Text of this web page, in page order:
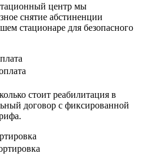
центр мы
снятие абстиненции
стационаре для безопасного
стоит реабилитация в
договор с фиксированной